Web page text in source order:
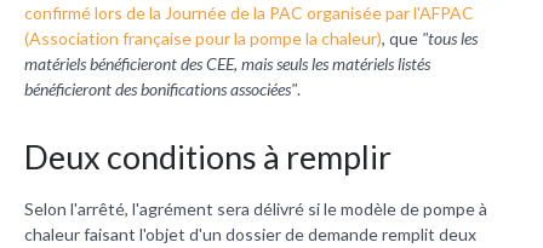
confirmé lors de la Journée de la PAC organisée par l'AFPAC
(Association française pour la pompe la chaleur), que "tous les
matériels bénéficieront des CEE, mais seuls les matériels listés
bénéficieront des bonifications associées".
Deux conditions à remplir
Selon l'arrêté, l'agrément sera délivré si le modèle de pompe à
chaleur faisant l'objet d'un dossier de demande remplit deux